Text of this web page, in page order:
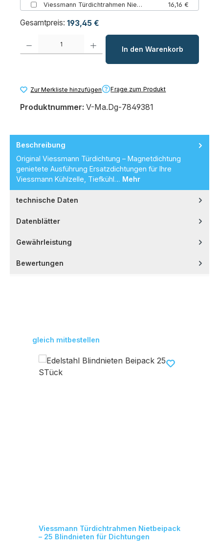
Viessmann Türdichtrahmen Nietbeipack – 25 Blindnieten für Dichtungen 16,16 €
Gesamtpreis: 193,45 €
Produkt Anzahl: Gib den gewünschten Wert ein oder benutze die
In den Warenkorb
Zur Merkliste hinzufügen Frage zum Produkt
Produktnummer: V-Ma.Dg-7849381
Beschreibung
Original Viessmann Türdichtung – Magnetdichtung
genietete Ausführung Ersatzdichtungen für Ihre
Viessmann Kühlzelle, Tiefkühl… Mehr
technische Daten
Datenblätter
Gewährleistung
Bewertungen
Produktgalerie überspringen
gleich mitbestellen
Viessmann Türdichtrahmen Nietbeipack
– 25 Blindnieten für Dichtungen